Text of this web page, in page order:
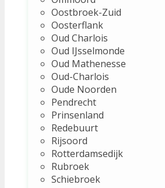
Oostbroek-Zuid
Oosterflank
Oud Charlois
Oud IJsselmonde
Oud Mathenesse
Oud-Charlois
Oude Noorden
Pendrecht
Prinsenland
Redebuurt
Rijsoord
Rotterdamsedijk
Rubroek
Schiebroek